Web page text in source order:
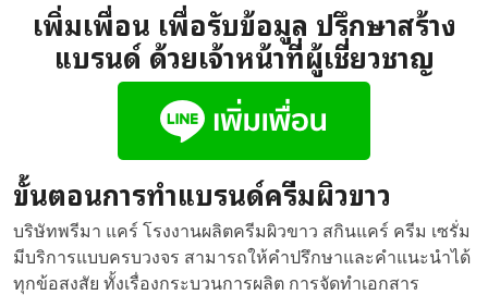
เพิ่มเพื่อน เพื่อรับข้อมูล ปรึกษาสร้าง
แบรนด์ ด้วยเจ้าหน้าที่ผู้เชี่ยวชาญ
ขั้นตอนการทำแบรนด์ครีมผิวขาว
บริษัทพรีมา แคร์ โรงงานผลิตครีมผิวขาว สกินแคร์ ครีม เซรั่ม
มีบริการแบบครบวงจร สามารถให้คำปรึกษาและคำแนะนำได้
ทุกข้อสงสัย ทั้งเรื่องกระบวนการผลิต การจัดทำเอกสาร